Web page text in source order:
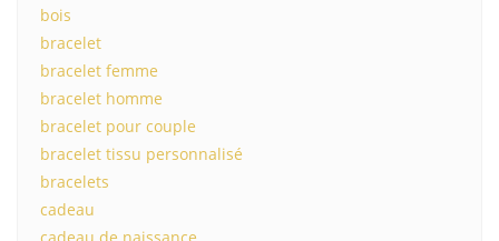
bois
bracelet
bracelet femme
bracelet homme
bracelet pour couple
bracelet tissu personnalisé
bracelets
cadeau